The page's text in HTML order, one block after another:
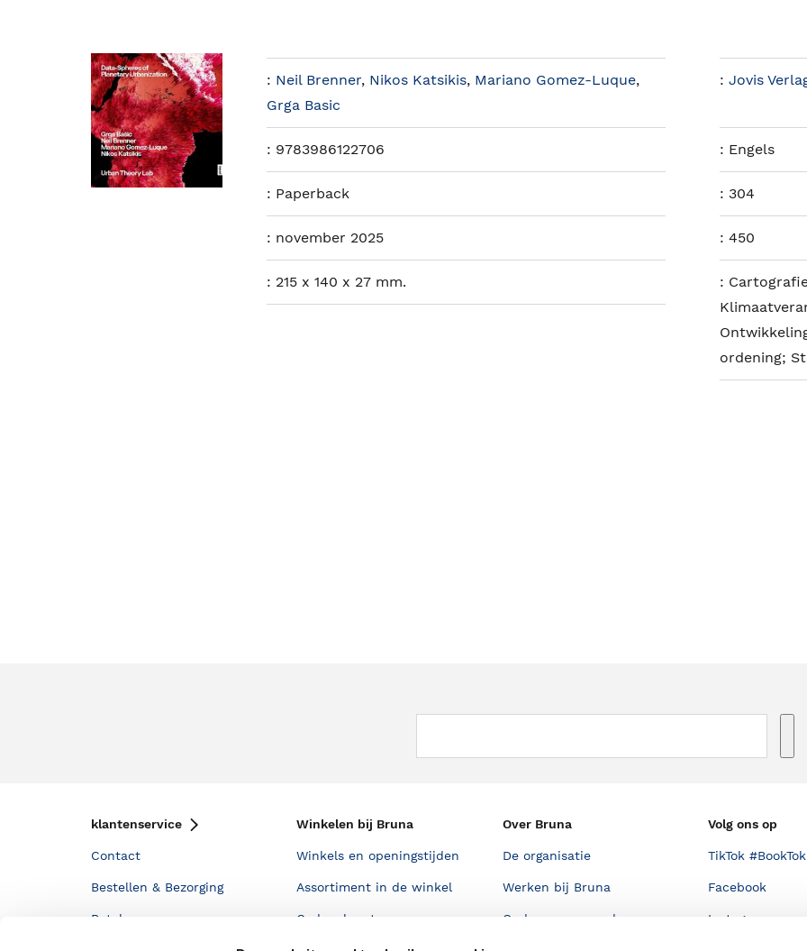
: Neil Brenner, Nikos Katsikis, Mariano Gomez-Luque,
Grga Basic
:Jovis
: 9783986122706 : Engels
: Paperback :304
: november 2025 :450
: 215 x 140 x 27 mm. :
ordening;
klantenservice
Contact
Bestellen & Bezorging
Betalen
Winkelen bij Bruna
Winkels en openingstijden
Assortiment in de winkel
Cadeaukaarten
Over Bruna
De organisatie
Werken bij Bruna
Ondernemer worden
Volg ons op
TikTok #BookTok
Facebook
Instagram